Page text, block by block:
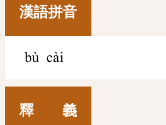
漢語拼音
bù cài
釋 義